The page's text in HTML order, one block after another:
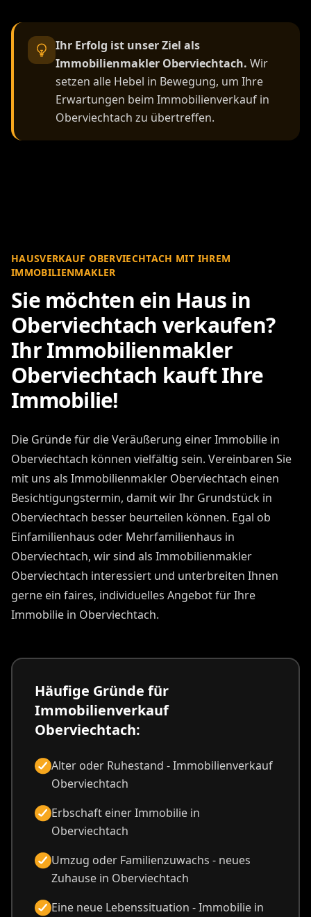
Ihr Erfolg ist unser Ziel als
Immobilienmakler Oberviechtach. Wir
setzen alle Hebel in Bewegung, um Ihre
Erwartungen beim Immobilienverkauf in
Oberviechtach zu übertreffen.
HAUSVERKAUF OBERVIECHTACH MIT IHREM
IMMOBILIENMAKLER
Sie möchten ein Haus in
Oberviechtach verkaufen?
Ihr Immobilienmakler
Oberviechtach kauft Ihre
Immobilie!
Die Gründe für die Veräußerung einer Immobilie in
Oberviechtach können vielfältig sein. Vereinbaren Sie
mit uns als Immobilienmakler Oberviechtach einen
Besichtigungstermin, damit wir Ihr Grundstück in
Oberviechtach besser beurteilen können. Egal ob
Einfamilienhaus oder Mehrfamilienhaus in
Oberviechtach, wir sind als Immobilienmakler
Oberviechtach interessiert und unterbreiten Ihnen
gerne ein faires, individuelles Angebot für Ihre
Immobilie in Oberviechtach.
Häufige Gründe für
Immobilienverkauf
Oberviechtach:
Alter oder Ruhestand - Immobilienverkauf
Oberviechtach
Erbschaft einer Immobilie in
Oberviechtach
Umzug oder Familienzuwachs - neues
Zuhause in Oberviechtach
Eine neue Lebenssituation - Immobilie in